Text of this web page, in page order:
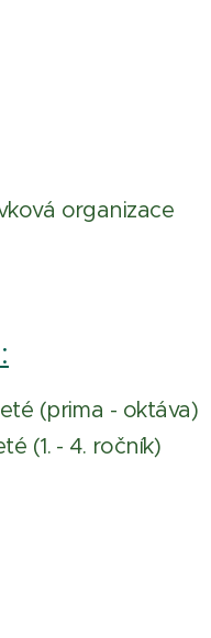
organizace
(prima - oktáva)
(1. - 4. ročník)